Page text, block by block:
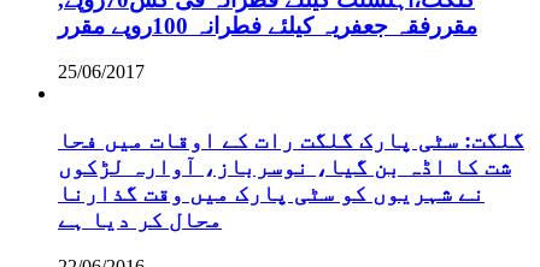
مقررفقہ جعفریہ کیلئے فطرانہ 100روپے مقرر
25/06/2017
گلگت: سٹی پارک گلگت رات کے اوقات میں فحا
شت کا اڈہ بن گیا، نوسرباز، آوارہ لڑکوں
نے شہریوں کو سٹی پارک میں وقت گذارنا
محال کر دیا ہے